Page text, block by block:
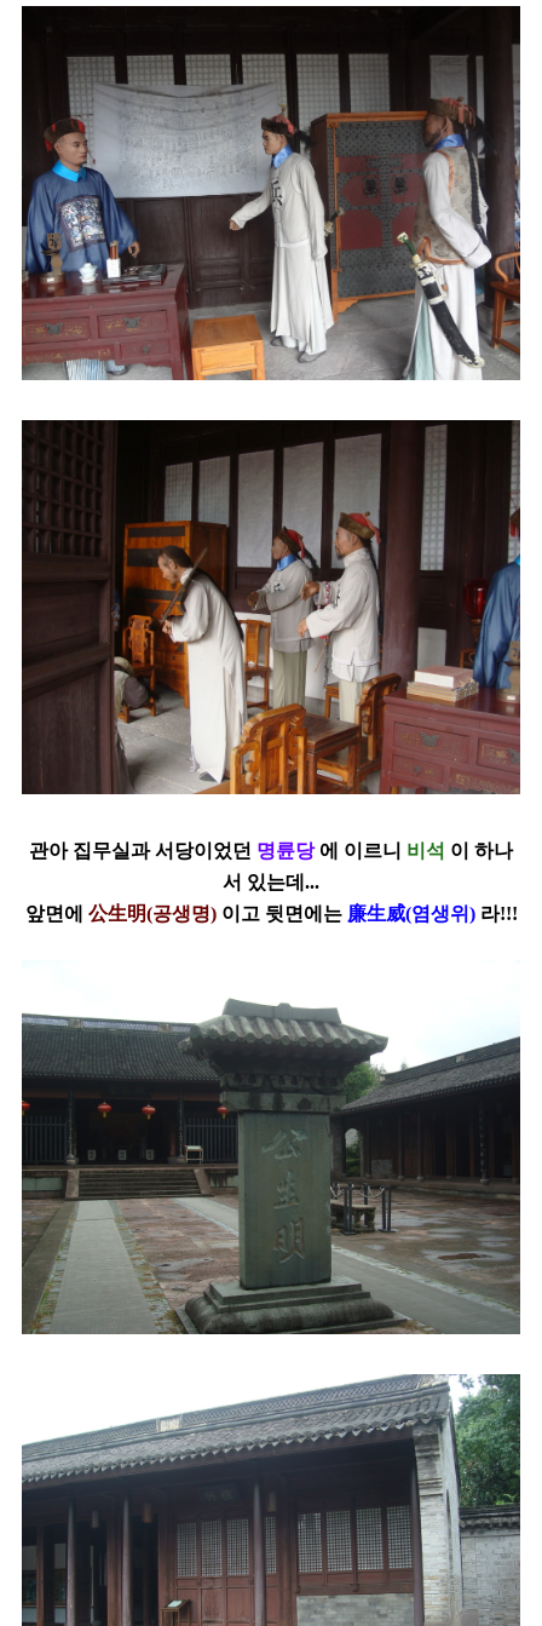
관아 집무실과 서당이었던 명륜당에 이르니 비석 이 하나
서 있는데...
앞면에 公生明(공생명)이고 뒷면에는廉生威(염생위)라!!!